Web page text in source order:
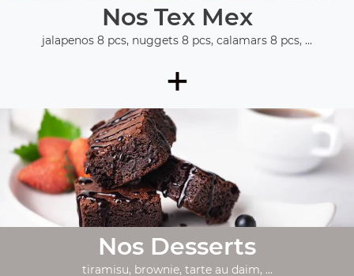
Nos Tex Mex
jalapenos 8 pcs, nuggets 8 pcs, calamars 8 pcs, ...
+
Nos Desserts
tiramisu, brownie, tarte au daim, ...